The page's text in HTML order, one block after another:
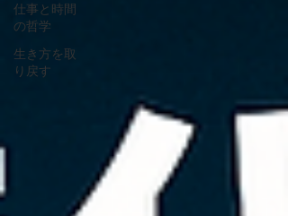
仕事と時間
の哲学
生き方を取
り戻す